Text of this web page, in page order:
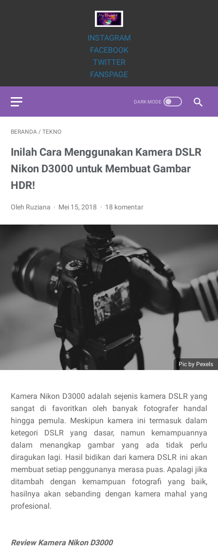
INSTAGRAM
FACEBOOK
TWITTER
FANSPAGE
BERANDA / TEKNO
Inilah Cara Menggunakan Kamera DSLR
Nikon D3000 untuk Membuat Gambar
HDR!
Oleh Ruziana Mei 15, 2018 18 komentar
Pic by Pexels
Kamera Nikon D3000 adalah sejenis kamera DSLR yang
sangat di favoritkan oleh banyak fotografer handal
hingga pemula. Meskipun kamera ini termasuk dalam
ketegori DSLR yang dasar, namun kemampuannya
dalam menangkap gambar yang ada tidak perlu
diragukan lagi. Hasil bidikan dari kamera DSLR ini akan
membuat setiap penggunanya merasa puas. Apalagi jika
ditambah dengan kemampuan fotografi yang baik,
hasilnya akan sebanding dengan kamera mahal yang
profesional.
Review Kamera Nikon D3000